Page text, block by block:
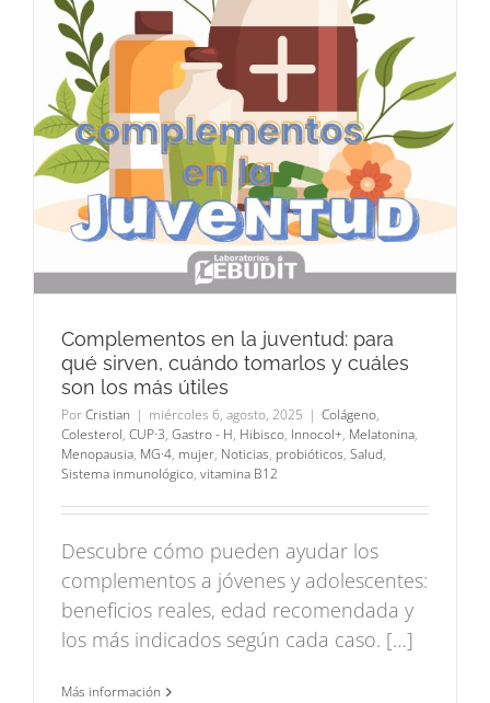
Complementos en la juventud: para
qué sirven, cuándo tomarlos y cuáles
son los más útiles
PorCristian | miércoles 6, agosto, 2025 | Colágeno,
Colesterol, CUP·3, Gastro - H, Hibisco, Innocol+, Melatonina,
Menopausia, MG·4, mujer, Noticias, probióticos, Salud,
Sistema inmunológico, vitamina B12
Descubre cómo pueden ayudar los
complementos a jóvenes y adolescentes:
beneficios reales, edad recomendada y
los más indicados según cada caso. […]
Más información